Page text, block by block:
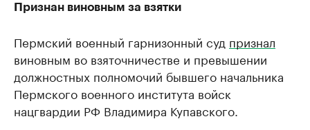
Признан виновным за взятки
Пермский военный гарнизонный суд признал
виновным во взяточничестве и превышении
должностных полномочий бывшего начальника
Пермского военного института войск
нацгвардии РФ Владимира Купавского.